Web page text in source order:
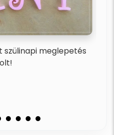
szülinapi meglepetés